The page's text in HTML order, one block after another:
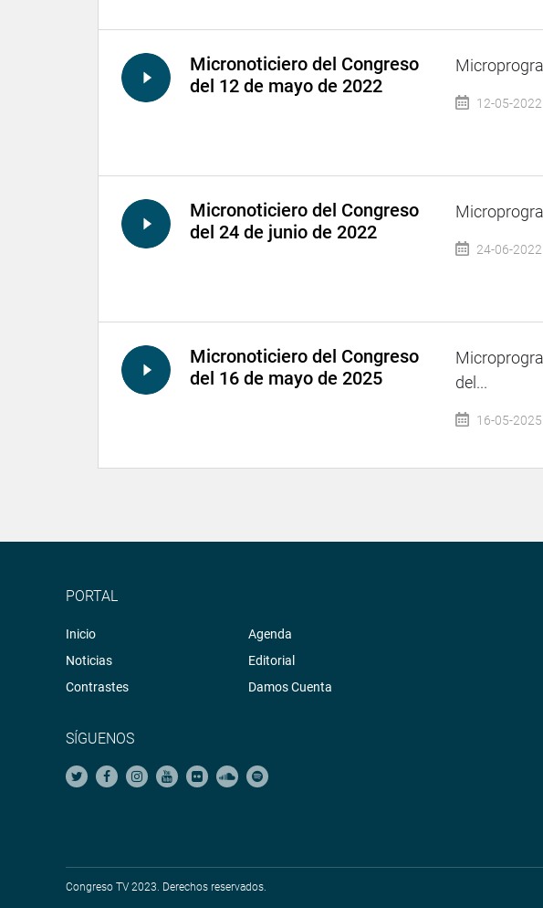
Micronoticiero del Congreso
del 12 de mayo de 2022
12-05-2022
Micronoticiero del Congreso
del 24 de junio de 2022
24-06-2022
Micronoticiero del Congreso
del 16 de mayo de 2025
del...
16-05-2025
PORTAL
Inicio
Noticias
Contrastes
Agenda
Editorial
Damos Cuenta
SÍGUENOS
Congreso TV 2023. Derechos reservados.